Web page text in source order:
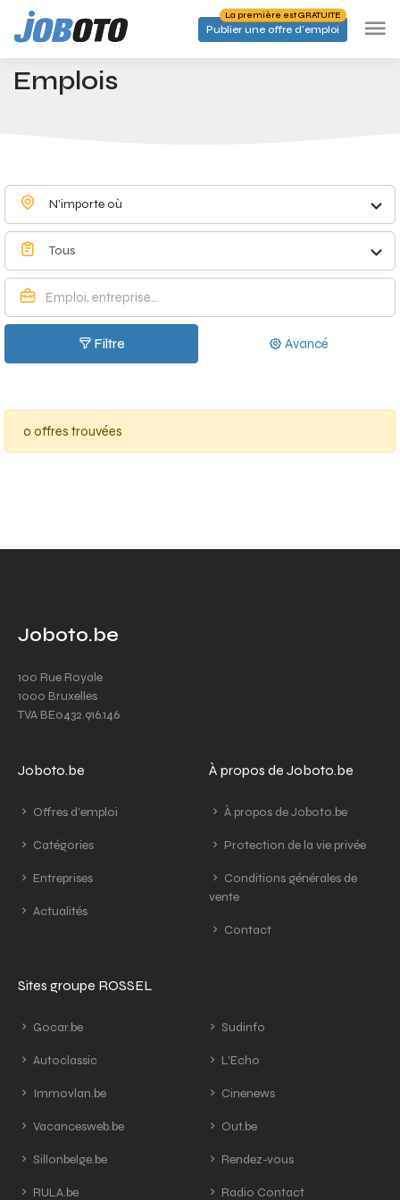
Skip to main content
Publier une offre d'emploi
La première est GRATUITE
Accueil Emplois à Schoten - Joboto
Emplois
N'importe où
Tous
Filtre Avancé
0 offres trouvées
Joboto.be
100 Rue Royale
1000 Bruxelles
TVA BE0432.916.146
Joboto.be
Offres d'emploi
Catégories
Entreprises
Actualités
À propos de Joboto.be
À propos de Joboto.be
Protection de la vie privée
Conditions générales de
vente
Contact
Sites groupe ROSSEL
Gocar.be
Autoclassic
Immovlan.be
Vacancesweb.be
Sillonbelge.be
RULA.be
Sudinfo
L'Echo
Cinenews
Out.be
Rendez-vous
Radio Contact